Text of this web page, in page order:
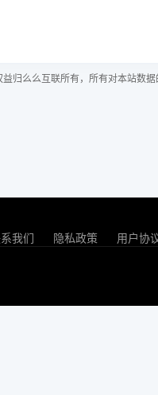
归么么互联所有，所有对本站数
我们 隐私政策 用户协